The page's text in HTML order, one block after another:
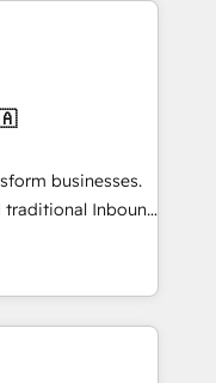
that sets your
Unlock your
et le pilotage
données. 🚀
vos logiciels
🎓
businesses.
traditional Inbound
form a powerful
for over 800